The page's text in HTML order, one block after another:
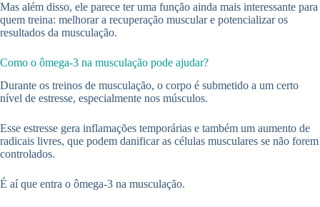
Mas além disso, ele parece ter uma função ainda mais interessante para
quem treina: melhorar a recuperação muscular e potencializar os
resultados da musculação.
Como o ômega-3 na musculação pode ajudar?
Durante os treinos de musculação, o corpo é submetido a um certo
nível de estresse, especialmente nos músculos.
Esse estresse gera inflamações temporárias e também um aumento de
radicais livres, que podem danificar as células musculares se não forem
controlados.
É aí que entra o ômega-3 na musculação.